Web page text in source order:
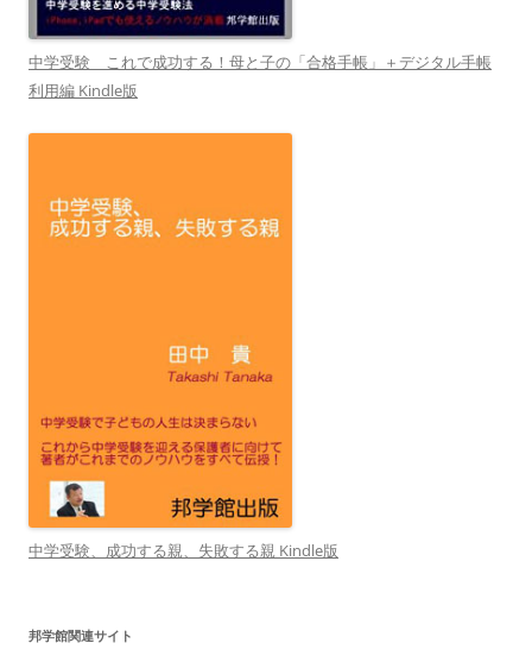
中学受験 これで成功する！母と子の「合格手帳」＋デジタル手帳
利用編 Kindle版
中学受験、成功する親、失敗する親 Kindle版
邦学館関連サイト